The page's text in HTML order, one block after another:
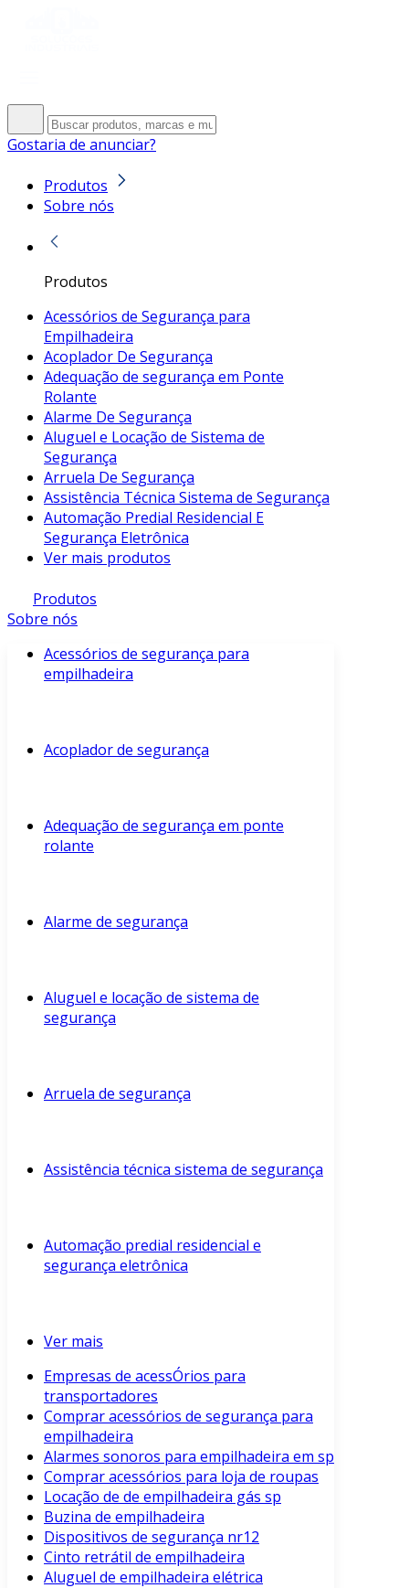
Gostaria de anunciar?
Produtos
Sobre nós
Produtos
Acessórios de Segurança para
Empilhadeira
Acoplador De Segurança
Adequação de segurança em Ponte
Rolante
Alarme De Segurança
Aluguel e Locação de Sistema de
Segurança
Arruela De Segurança
Assistência Técnica Sistema de Segurança
Automação Predial Residencial E
Segurança Eletrônica
Ver mais produtos
Produtos
Sobre nós
Acessórios de segurança para
empilhadeira
Acoplador de segurança
Adequação de segurança em ponte
rolante
Alarme de segurança
Aluguel e locação de sistema de
segurança
Arruela de segurança
Assistência técnica sistema de segurança
Automação predial residencial e
segurança eletrônica
Ver mais
Empresas de acessÓrios para
transportadores
Comprar acessórios de segurança para
empilhadeira
Alarmes sonoros para empilhadeira em sp
Comprar acessórios para loja de roupas
Locação de de empilhadeira gás sp
Buzina de empilhadeira
Dispositivos de segurança nr12
Cinto retrátil de empilhadeira
Aluguel de empilhadeira elétrica